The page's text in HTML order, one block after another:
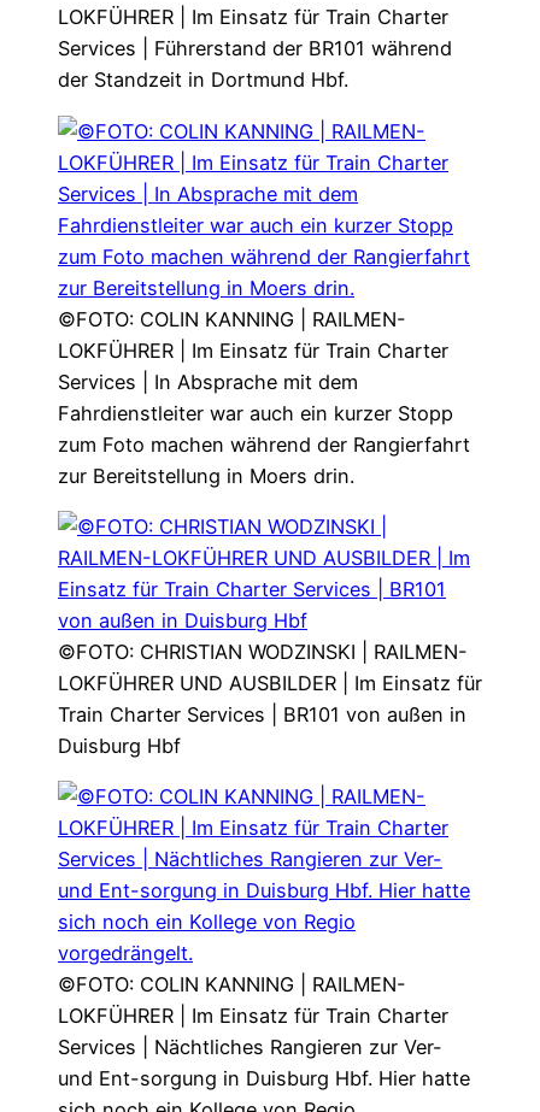
LOKFÜHRER | Im Einsatz für Train Charter
Services | Führerstand der BR101 während
der Standzeit in Dortmund Hbf.
©FOTO: COLIN KANNING | RAILMEN-
LOKFÜHRER | Im Einsatz für Train Charter
Services | In Absprache mit dem
Fahrdienstleiter war auch ein kurzer Stopp
zum Foto machen während der Rangierfahrt
zur Bereitstellung in Moers drin.
©FOTO: CHRISTIAN WODZINSKI | RAILMEN-
LOKFÜHRER UND AUSBILDER | Im Einsatz für
Train Charter Services | BR101 von außen in
Duisburg Hbf
©FOTO: COLIN KANNING | RAILMEN-
LOKFÜHRER | Im Einsatz für Train Charter
Services | Nächtliches Rangieren zur Ver-
und Ent-sorgung in Duisburg Hbf. Hier hatte